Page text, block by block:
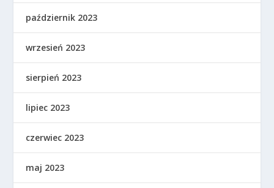
październik 2023
wrzesień 2023
sierpień 2023
lipiec 2023
czerwiec 2023
maj 2023